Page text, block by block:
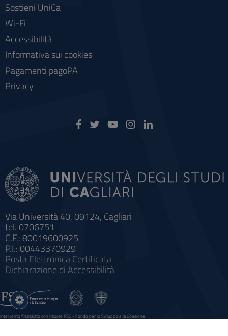
Via Università 40, 09124, Cagliari
tel. 0706751
C.F.: 80019600925
P.I.: 00443370929
Posta Elettronica Certificata
Dichiarazione di Accessibilità
Sostieni UniCa
Wi-Fi
Accessibilità
Informativa sui cookies
Pagamenti pagoPA
Privacy
Intervento finanziato con risorse FSC - Fondo per lo Sviluppo e la Coesione
Sistema informatico gestionale integrato a supporto della didattica e della ricerca e potenziamento dei servizi online
Impostazioni
cookie